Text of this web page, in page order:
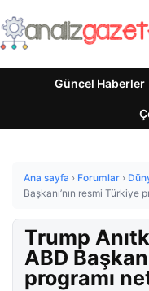
Güncel Haberler
Ana sayfa › Forumlar ›
Başkanı’nın resmi Türkiye
Trump
ABD
programı